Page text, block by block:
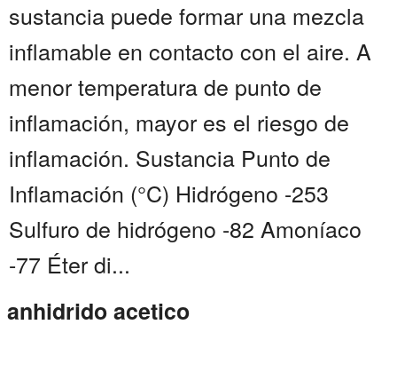
sustancia puede formar una mezcla
inflamable en contacto con el aire. A
menor temperatura de punto de
inflamación, mayor es el riesgo de
inflamación. Sustancia Punto de
Inflamación (°C) Hidrógeno -253
Sulfuro de hidrógeno -82 Amoníaco
-77 Éter di...
anhidrido acetico